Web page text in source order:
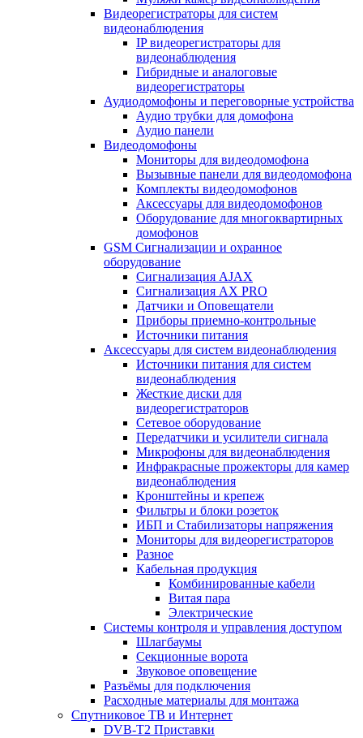
Видеорегистраторы для систем
видеонаблюдения
IP видеорегистраторы для
видеонаблюдения
Гибридные и аналоговые
видеорегистраторы
Аудиодомофоны и переговорные устройства
Аудио трубки для домофона
Аудио панели
Видеодомофоны
Мониторы для видеодомофона
Вызывные панели для видеодомофона
Комплекты видеодомофонов
Аксессуары для видеодомофонов
Оборудование для многоквартирных
домофонов
GSM Сигнализации и охранное
оборудование
Сигнализация AJAX
Сигнализация AX PRO
Датчики и Оповещатели
Приборы приемно-контрольные
Источники питания
Аксессуары для систем видеонаблюдения
Источники питания для систем
видеонаблюдения
Жесткие диски для
видеорегистраторов
Сетевое оборудование
Передатчики и усилители сигнала
Микрофоны для видеонаблюдения
Инфракрасные прожекторы для камер
видеонаблюдения
Кронштейны и крепеж
Фильтры и блоки розеток
ИБП и Стабилизаторы напряжения
Мониторы для видеорегистраторов
Разное
Кабельная продукция
Комбинированные кабели
Витая пара
Электрические
Системы контроля и управления доступом
Шлагбаумы
Секционные ворота
Звуковое оповещение
Разъёмы для подключения
Расходные материалы для монтажа
Спутниковое ТВ и Интернет
DVB-Т2 Приставки